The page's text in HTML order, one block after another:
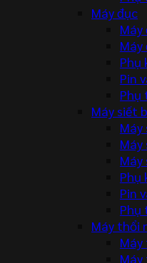
Máy đục
Máy
Máy
Phụ
Pin
Phụ
Máy siết
Máy
Phụ
Pin
Phụ
Máy thổi